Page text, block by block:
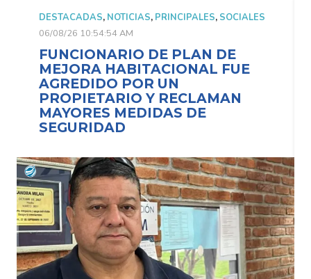
DESTACADAS,NOTICIAS,PRINCIPALES,SOCIALES
06/08/26 10:54:54 AM
FUNCIONARIO DE PLAN DE
MEJORA HABITACIONAL FUE
AGREDIDO POR UN
PROPIETARIO Y RECLAMAN
MAYORES MEDIDAS DE
SEGURIDAD